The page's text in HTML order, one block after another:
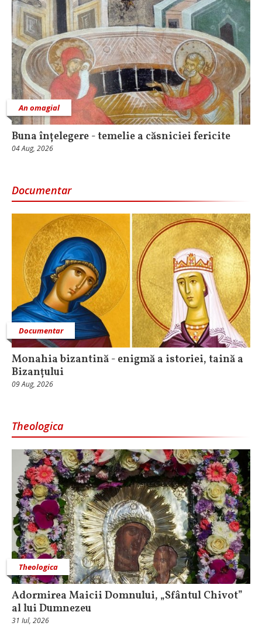
An omagial
Buna înțelegere - temelie a căsniciei fericite
04 Aug, 2026
Documentar
Documentar
Monahia bizantină - enigmă a istoriei, taină a
Bizanțului
09 Aug, 2026
Theologica
Theologica
Adormirea Maicii Domnului, „Sfântul Chivot”
al lui Dumnezeu
31 Iul, 2026